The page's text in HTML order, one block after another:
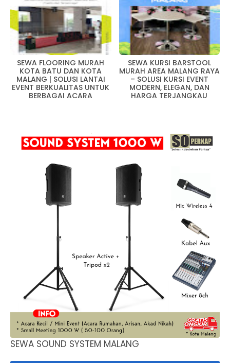
SEWA FLOORING MURAH
KOTA BATU DAN KOTA
MALANG | SOLUSI LANTAI
EVENT BERKUALITAS UNTUK
BERBAGAI ACARA
SEWA KURSI BARSTOOL
MURAH AREA MALANG RAYA
– SOLUSI KURSI EVENT
MODERN, ELEGAN, DAN
HARGA TERJANGKAU
SEWA SOUND SYSTEM MALANG